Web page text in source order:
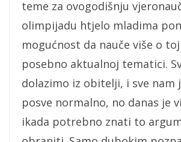
teme za ovogodišnju
olimpijadu htjelo mladima
mogućnost da nauče više o
posebno aktualnoj tematici.
dolazimo iz obitelji, i sve nam
posve normalno, no danas je
ikada potrebno znati to